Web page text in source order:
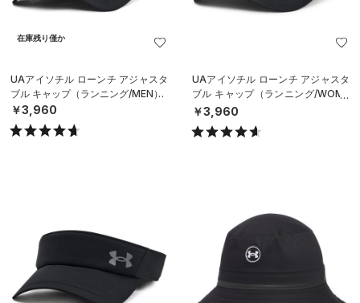
在庫残り僅か
UAアイソチル ローンチ アジャスタ
ブル キャップ（ランニング/MEN）
￥3,960
UAアイソチル ローンチ アジャスタ
ブル キャップ（ランニング/WOME
N）
￥3,960